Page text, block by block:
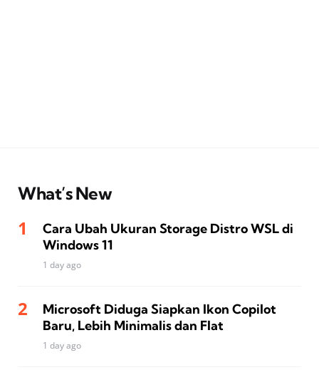
What’s New
Cara Ubah Ukuran Storage Distro WSL di
Windows 11
1 day ago
Microsoft Diduga Siapkan Ikon Copilot
Baru, Lebih Minimalis dan Flat
1 day ago